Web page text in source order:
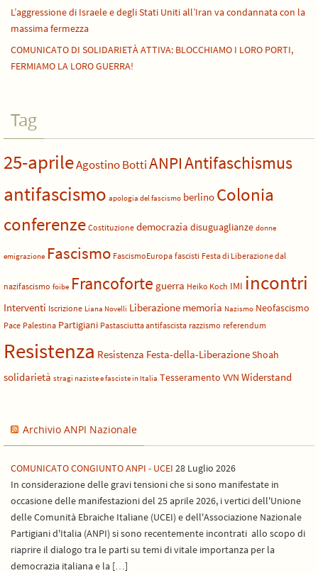
L’aggressione di Israele e degli Stati Uniti all’Iran va condannata con la
massima fermezza
COMUNICATO DI SOLIDARIETÀ ATTIVA: BLOCCHIAMO I LORO PORTI,
FERMIAMO LA LORO GUERRA!
Tag
25-aprileAgostino BottiANPIAntifaschismus
antifascismo apologia del fascismo berlino Colonia
conferenze Costituzione democrazia disuguaglianze donne
emigrazione Fascismo FascismoEuropa fascisti Festa di Liberazione dal
nazifascismo foibe Francoforte guerra Heiko Koch IMI incontri
Interventi Iscrizione Liana Novelli Liberazione memoria Nazismo Neofascismo
Pace Palestina Partigiani Pastasciutta antifascista razzismo referendum
Resistenza Resistenza Festa-della-LiberazioneShoah
solidarietà stragi naziste e fasciste in Italia Tesseramento VVN Widerstand
Archivio ANPI Nazionale
COMUNICATO CONGIUNTO ANPI - UCEI 28 Luglio 2026
In considerazione delle gravi tensioni che si sono manifestate in
occasione delle manifestazioni del 25 aprile 2026, i vertici dell'Unione
delle Comunità Ebraiche Italiane (UCEI) e dell'Associazione Nazionale
Partigiani d'Italia (ANPI) si sono recentemente incontrati allo scopo di
riaprire il dialogo tra le parti su temi di vitale importanza per la
democrazia italiana e la […]